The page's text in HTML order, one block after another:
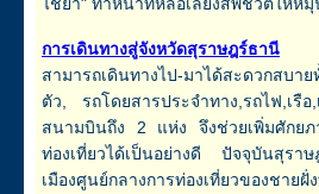
การเดินทางสู่จังหวัดสุราษฎร์ธานี
สามารถเดินทางไป-มาได้สะดวกสบา
ตัว, รถโดยสารประจำทาง,รถไฟ,เรือ
สนามบินถึง 2 แห่ง จึงช่วยเพิ่มศักยภ
ท่องเที่ยวได้เป็นอย่างดี ปัจจุบันสุราษ
เมืองศูนย์กลางการท่องเที่ยวของชายฝั่